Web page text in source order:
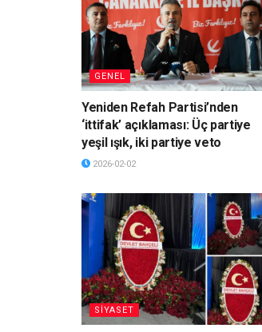
GENEL
Yeniden Refah Partisi’nden
‘ittifak’ açıklaması: Üç partiye
yeşil ışık, iki partiye veto
2026-02-02
SİYASET